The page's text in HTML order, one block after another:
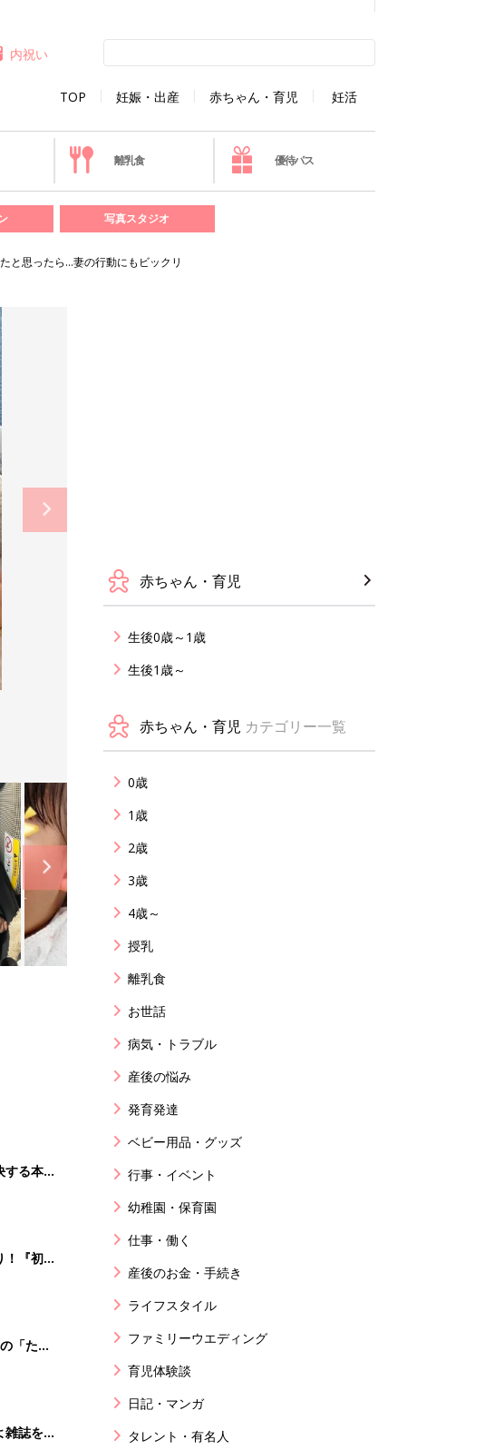
TOP 妊娠・出産 赤ちゃん・育児 妊活
内祝い
離乳食 優待パス
写真スタジオ
と思ったら…妻の行動にもビックリ
する本
～2才
『初め
大特
「たま
誌を買
赤ちゃん・育児
生後0歳～1歳
生後1歳～
赤ちゃん・育児 カテゴリー一覧
0歳
1歳
2歳
3歳
4歳～
授乳
離乳食
お世話
病気・トラブル
産後の悩み
発育発達
ベビー用品・グッズ
行事・イベント
幼稚園・保育園
仕事・働く
産後のお金・手続き
ライフスタイル
ファミリーウエディング
育児体験談
日記・マンガ
タレント・有名人